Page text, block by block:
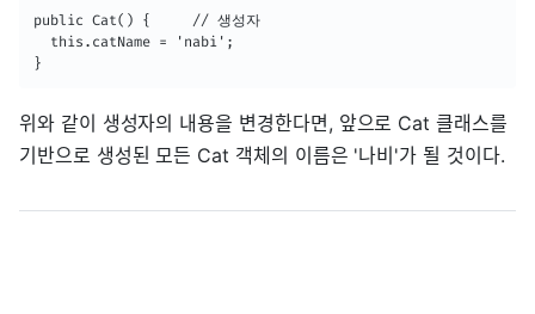
public Cat() {     // 생성자
  this.catName = 'nabi';
}
위와 같이 생성자의 내용을 변경한다면, 앞으로 Cat 클래스를
기반으로 생성된 모든 Cat 객체의 이름은 '나비'가 될 것이다.